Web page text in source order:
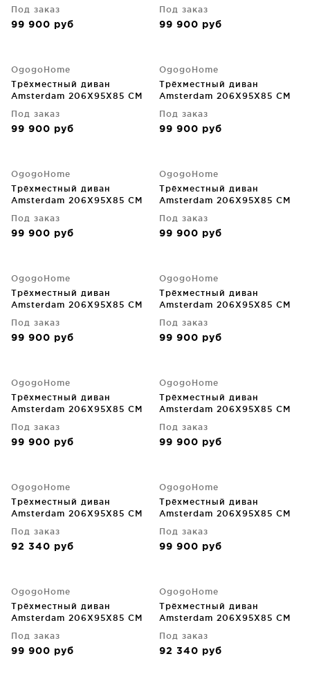
Под заказ
99 900 руб
Под заказ
99 900 руб
OgogoHome
Трёхместный диван
Amsterdam 206X95X85 CM
Под заказ
99 900 руб
OgogoHome
Трёхместный диван
Amsterdam 206X95X85 CM
Под заказ
99 900 руб
OgogoHome
Трёхместный диван
Amsterdam 206X95X85 CM
Под заказ
99 900 руб
OgogoHome
Трёхместный диван
Amsterdam 206X95X85 CM
Под заказ
99 900 руб
OgogoHome
Трёхместный диван
Amsterdam 206X95X85 CM
Под заказ
99 900 руб
OgogoHome
Трёхместный диван
Amsterdam 206X95X85 CM
Под заказ
99 900 руб
OgogoHome
Трёхместный диван
Amsterdam 206X95X85 CM
Под заказ
99 900 руб
OgogoHome
Трёхместный диван
Amsterdam 206X95X85 CM
Под заказ
99 900 руб
OgogoHome
Трёхместный диван
Amsterdam 206X95X85 CM
Под заказ
92 340 руб
OgogoHome
Трёхместный диван
Amsterdam 206X95X85 CM
Под заказ
99 900 руб
OgogoHome
Трёхместный диван
Amsterdam 206X95X85 CM
Под заказ
99 900 руб
OgogoHome
Трёхместный диван
Amsterdam 206X95X85 CM
Под заказ
92 340 руб